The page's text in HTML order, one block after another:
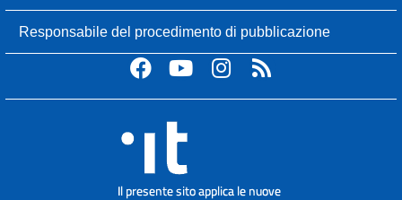
Responsabile del procedimento di pubblicazione